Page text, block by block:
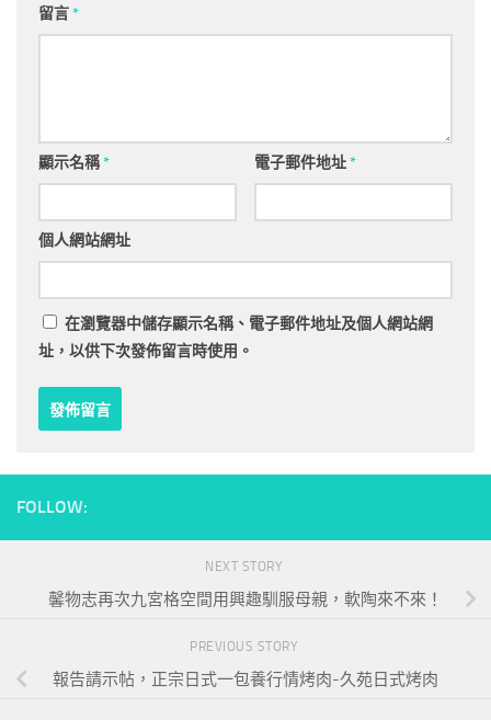
留言*
顯示名稱* 電子郵件地址*
個人網站網址
在瀏覽器中儲存顯示名稱、電子郵件地址及個人網站網
址，以供下次發佈留言時使用。
FOLLOW:
NEXT STORY
馨物志再次九宮格空間用興趣馴服母親，軟陶來不來！
PREVIOUS STORY
報告請示帖，正宗日式一包養行情烤肉-久苑日式烤肉